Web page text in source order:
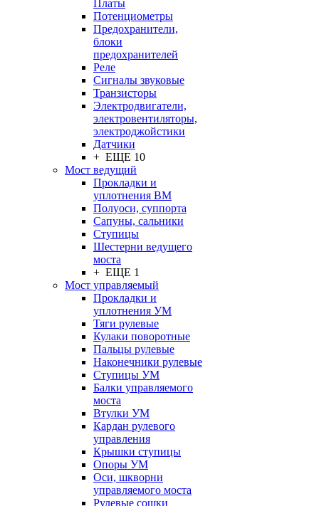
Платы
Потенциометры
Предохранители,
блоки
предохранителей
Реле
Сигналы звуковые
Транзисторы
Электродвигатели,
электровентиляторы,
электроджойстики
Датчики
+ ЕЩЕ 10
Мост ведущий
Прокладки и
уплотнения ВМ
Полуоси, суппорта
Сапуны, сальники
Ступицы
Шестерни ведущего
моста
+ ЕЩЕ 1
Мост управляемый
Прокладки и
уплотнения УМ
Тяги рулевые
Кулаки поворотные
Пальцы рулевые
Наконечники рулевые
Ступицы УМ
Балки управляемого
моста
Втулки УМ
Кардан рулевого
управления
Крышки ступицы
Опоры УМ
Оси, шкворни
управляемого моста
Рулевые сошки